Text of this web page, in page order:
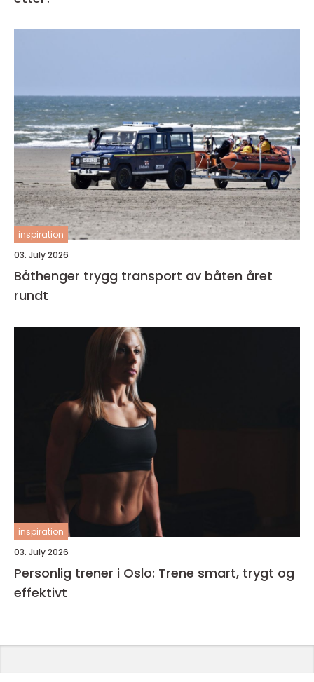
inspiration
03. July 2026
Båthenger trygg transport av båten året
rundt
inspiration
03. July 2026
Personlig trener i Oslo: Trene smart, trygt og
effektivt